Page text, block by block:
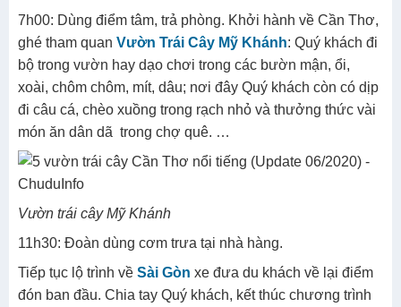
7h00: Dùng điểm tâm, trả phòng. Khởi hành về Cần Thơ,
ghé tham quan Vườn Trái Cây Mỹ Khánh: Quý khách đi
bộ trong vườn hay dạo chơi trong các bườn mận, ổi,
xoài, chôm chôm, mít, dâu; nơi đây Quý khách còn có dịp
đi câu cá, chèo xuồng trong rạch nhỏ và thưởng thức vài
món ăn dân dã trong chợ quê. …
Vườn trái cây Mỹ Khánh
11h30: Đoàn dùng cơm trưa tại nhà hàng.
Tiếp tục lộ trình về Sài Gòn xe đưa du khách về lại điểm
đón ban đầu. Chia tay Quý khách, kết thúc chương trình